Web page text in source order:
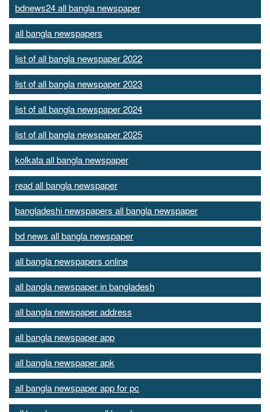
bdnews24 all bangla newspaper
all bangla newspapers
list of all bangla newspaper 2022
list of all bangla newspaper 2023
list of all bangla newspaper 2024
list of all bangla newspaper 2025
kolkata all bangla newspaper
read all bangla newspaper
bangladeshi newspapers all bangla newspaper
bd news all bangla newspaper
all bangla newspapers online
all bangla newspaper in bangladesh
all bangla newspaper address
all bangla newspaper app
all bangla newspaper apk
all bangla newspaper app for pc